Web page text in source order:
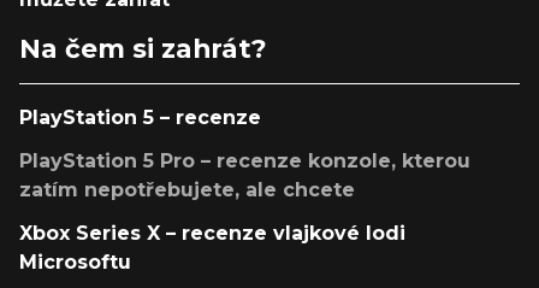
Na čem si zahrát?
PlayStation 5 – recenze
PlayStation 5 Pro – recenze konzole, kterou
zatím nepotřebujete, ale chcete
Xbox Series X – recenze vlajkové lodi
Microsoftu